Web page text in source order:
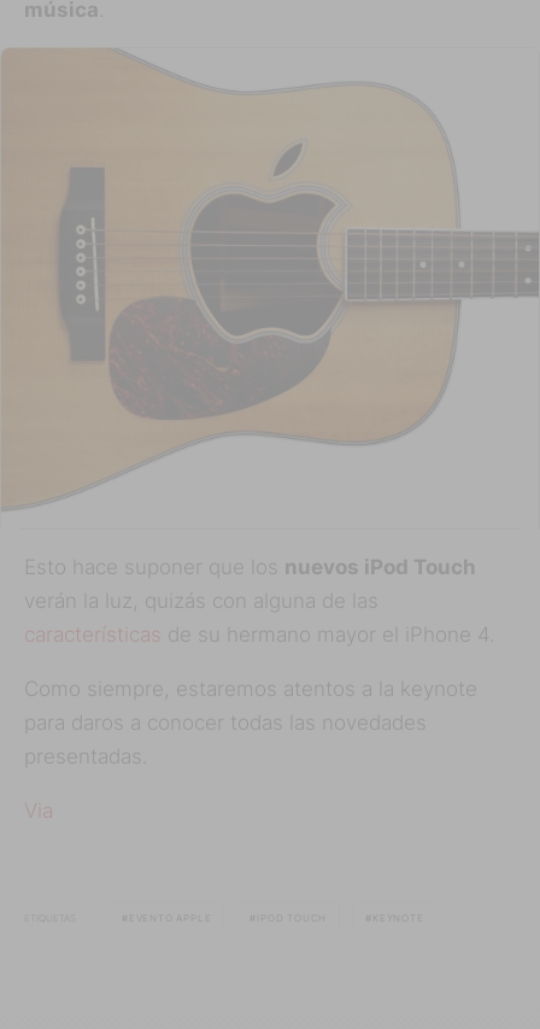
música .
Esto hace suponer que los nuevos iPod Touch
verán la luz, quizás con alguna de las
características de su hermano mayor el iPhone 4.
Como siempre, estaremos atentos a la keynote
para daros a conocer todas las novedades
presentadas.
Via